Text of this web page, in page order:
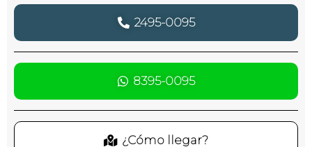
2495-0095
8395-0095
¿Cómo llegar?